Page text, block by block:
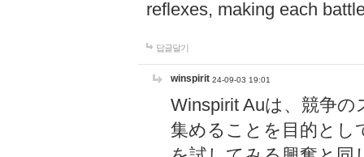
reflexes, making each
답글달기
winspirit 24-09-03 19:01
Winspirit Auは、競争
集めることを目的とし